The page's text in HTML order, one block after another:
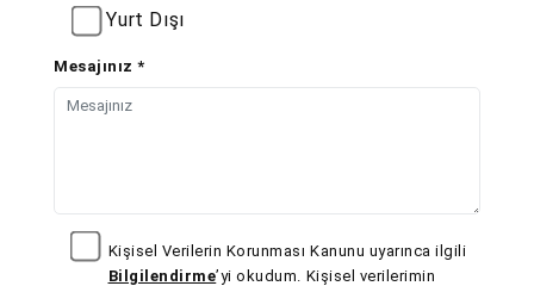
Yurt Dışı
Mesajınız *
Kişisel Verilerin Korunması Kanunu uyarınca ilgili
Bilgilendirme’yi okudum. Kişisel verilerimin